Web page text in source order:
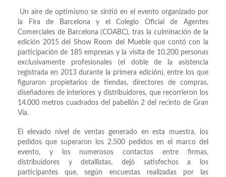
Un aire de optimismo se sintió en el evento organizado por
la Fira de Barcelona y el Colegio Oficial de Agentes
Comerciales de Barcelona (COABC), tras la culminación de la
edición 2015 del Show Room del Mueble que contó con la
participación de 185 empresas y la visita de 10.200 personas
exclusivamente profesionales (el doble de la asistencia
registrada en 2013 durante la primera edición), entre los que
figuraron propietarios de tiendas, directores de compras,
diseñadores de interiores y distribuidores, que recorrieron los
14.000 metros cuadrados del pabellón 2 del recinto de Gran
Vía.
El elevado nivel de ventas generado en esta muestra, los
pedidos que superaron los 2.500 pedidos en el marco del
evento, y los numerosos contactos entre firmas,
distribuidores y detallistas, dejó satisfechos a los
participantes que, según encuestas realizadas por las